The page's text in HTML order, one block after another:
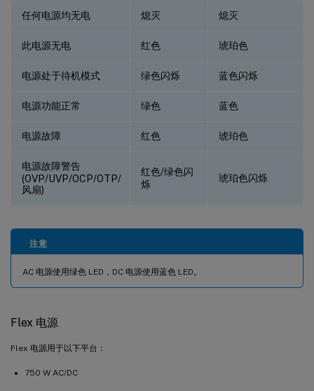
任何电源均无电 熄灭 熄灭
此电源无电 红色 琥珀色
电源处于待机模式 绿色闪烁 蓝色闪烁
电源功能正常 绿色 蓝色
电源故障 红色 琥珀色
电源故障警告
(OVP/UVP/OCP/OTP/
风扇)
红色/绿色闪
烁
琥珀色闪烁
注意
AC 电源使用绿色 LED，DC 电源使用蓝色 LED。
Flex 电源
Flex 电源用于以下平台：
750 W AC/DC